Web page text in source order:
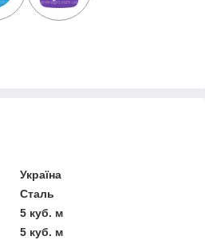
Україна
Сталь
5 куб. м
5 куб. м